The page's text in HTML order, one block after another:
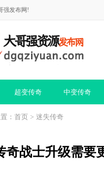
强发布网!
超变传奇 中变传奇
： 首页 > 迷失传奇
奇战士升级需要